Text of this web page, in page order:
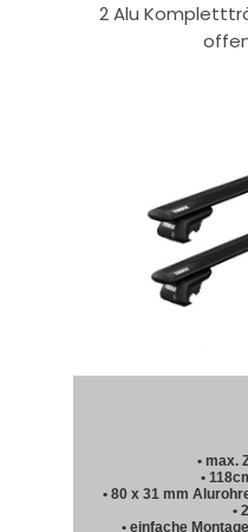
2 Alu
• max.
•
• 80 x 31 mm
•
• einfache